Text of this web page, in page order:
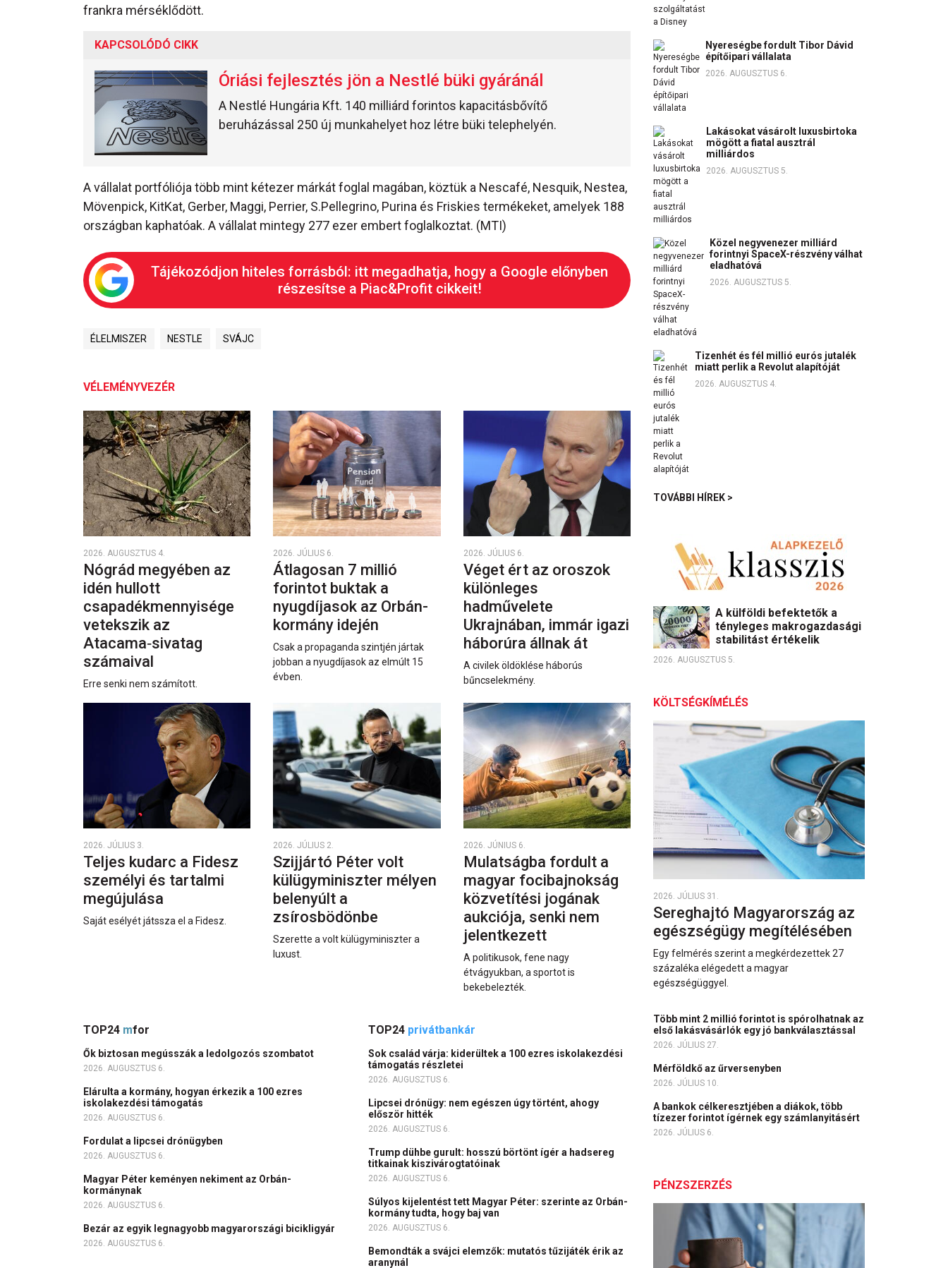
frankra mérséklődött.
KAPCSOLÓDÓ CIKK
Óriási fejlesztés jön a Nestlé büki gyáránál
A Nestlé Hungária Kft. 140 milliárd forintos kapacitásbővítő
beruházással 250 új munkahelyet hoz létre büki telephelyén.
A vállalat portfóliója több mint kétezer márkát foglal magában, köztük a Nescafé, Nesquik, Nestea,
Mövenpick, KitKat, Gerber, Maggi, Perrier, S.Pellegrino, Purina és Friskies termékeket, amelyek 188
országban kaphatóak. A vállalat mintegy 277 ezer embert foglalkoztat. (MTI)
Tájékozódjon hiteles forrásból: itt megadhatja, hogy a Google előnyben
részesítse a Piac&Profit cikkeit!
ÉLELMISZER NESTLE SVÁJC
VÉLEMÉNYVEZÉR
2026. AUGUSZTUS 4.
Nógrád megyében az
idén hullott
csapadékmennyisége
vetekszik az
Atacama‑sivatag
számaival
Erre senki nem számított.
2026. JÚLIUS 6.
Átlagosan 7 millió
forintot buktak a
nyugdíjasok az Orbán-
kormány idején
Csak a propaganda szintjén jártak
jobban a nyugdíjasok az elmúlt 15
évben.
2026. JÚLIUS 6.
Véget ért az oroszok
különleges
hadművelete
Ukrajnában, immár igazi
háborúra állnak át
A civilek öldöklése háborús
bűncselekmény.
2026. JÚLIUS 3.
Teljes kudarc a Fidesz
személyi és tartalmi
megújulása
Saját esélyét játssza el a Fidesz.
2026. JÚLIUS 2.
Szijjártó Péter volt
külügyminiszter mélyen
belenyúlt a
zsírosbödönbe
Szerette a volt külügyminiszter a
luxust.
2026. JÚNIUS 6.
Mulatságba fordult a
magyar focibajnokság
közvetítési jogának
aukciója, senki nem
jelentkezett
A politikusok, fene nagy
étvágyukban, a sportot is
bekebelezték.
TOP24 mfor
Ők biztosan megússzák a ledolgozós szombatot
2026. AUGUSZTUS 6.
Elárulta a kormány, hogyan érkezik a 100 ezres
iskolakezdési támogatás
2026. AUGUSZTUS 6.
Fordulat a lipcsei drónügyben
2026. AUGUSZTUS 6.
Magyar Péter keményen nekiment az Orbán-
kormánynak
2026. AUGUSZTUS 6.
Bezár az egyik legnagyobb magyarországi bicikligyár
2026. AUGUSZTUS 6.
TOP24 privátbankár
Sok család várja: kiderültek a 100 ezres iskolakezdési
támogatás részletei
2026. AUGUSZTUS 6.
Lipcsei drónügy: nem egészen úgy történt, ahogy
először hitték
2026. AUGUSZTUS 6.
Trump dühbe gurult: hosszú börtönt ígér a hadsereg
titkainak kiszivárogtatóinak
2026. AUGUSZTUS 6.
Súlyos kijelentést tett Magyar Péter: szerinte az Orbán-
kormány tudta, hogy baj van
2026. AUGUSZTUS 6.
Bemondták a svájci elemzők: mutatós tűzijáték érik az
aranynál
Nyereségbe fordult Tibor Dávid
építőipari vállalata
2026. AUGUSZTUS 6.
Lakásokat vásárolt luxusbirtoka
mögött a fiatal ausztrál
milliárdos
2026. AUGUSZTUS 5.
Közel negyvenezer milliárd
forintnyi SpaceX-részvény válhat
eladhatóvá
2026. AUGUSZTUS 5.
Tizenhét és fél millió eurós jutalék
miatt perlik a Revolut alapítóját
2026. AUGUSZTUS 4.
TOVÁBBI HÍREK >
A külföldi befektetők a
tényleges makrogazdasági
stabilitást értékelik
2026. AUGUSZTUS 5.
KÖLTSÉGKÍMÉLÉS
2026. JÚLIUS 31.
Sereghajtó Magyarország az
egészségügy megítélésében
Egy felmérés szerint a megkérdezettek 27
százaléka elégedett a magyar
egészségüggyel.
Több mint 2 millió forintot is spórolhatnak az
első lakásvásárlók egy jó bankválasztással
2026. JÚLIUS 27.
Mérföldkő az űrversenyben
2026. JÚLIUS 10.
A bankok célkeresztjében a diákok, több
tízezer forintot ígérnek egy számlanyitásért
2026. JÚLIUS 6.
PÉNZSZERZÉS